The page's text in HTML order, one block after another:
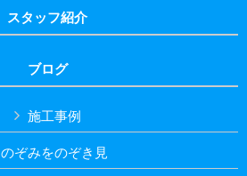
スタッフ紹介
ブログ
施工事例
のぞみをのぞき見